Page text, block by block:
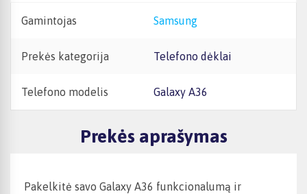
Gamintojas Samsung
Prekės kategorija Telefono dėklai
Telefono modelis Galaxy A36
Prekės aprašymas
Pakelkitė savo Galaxy A36 funkcionalumą ir